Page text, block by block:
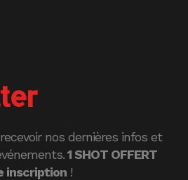
nos dernières infos et
1 SHOT OFFERT
inscription !